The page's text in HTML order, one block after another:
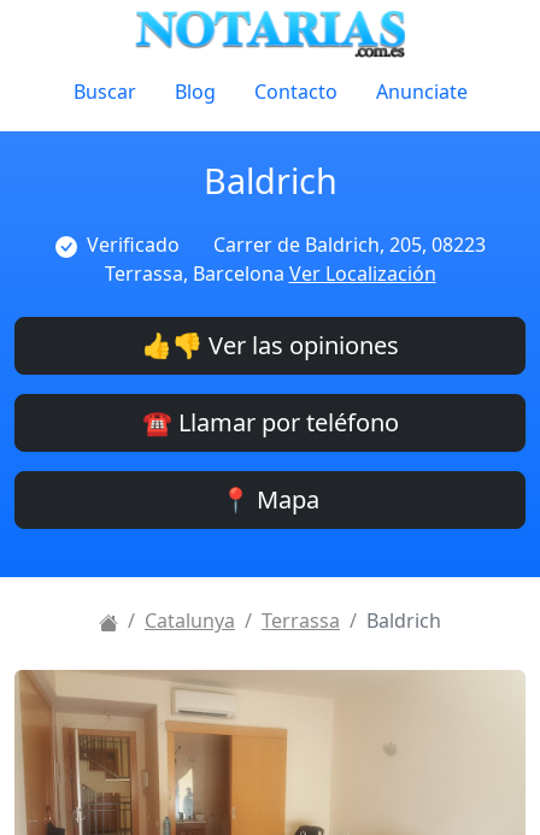
Buscar Blog Contacto Anunciate
Baldrich
Verificado
Carrer de Baldrich, 205, 08223
Terrassa, Barcelona Ver Localización
👍👎 Ver las opiniones
☎️ Llamar por teléfono
📍 Mapa
Catalunya Terrassa Baldrich